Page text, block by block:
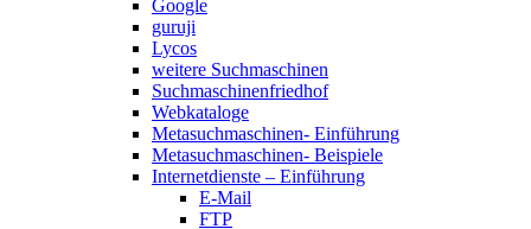
Google
guruji
Lycos
weitere Suchmaschinen
Suchmaschinenfriedhof
Webkataloge
Metasuchmaschinen- Einführung
Metasuchmaschinen- Beispiele
Internetdienste – Einführung
E-Mail
FTP